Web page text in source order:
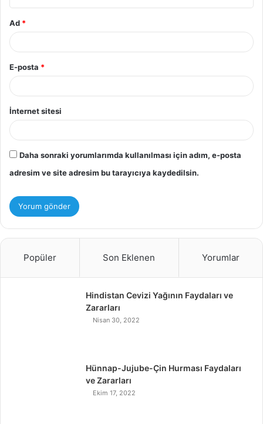
Ad *
E-posta *
İnternet sitesi
Daha sonraki yorumlarımda kullanılması için adım, e-posta
adresim ve site adresim bu tarayıcıya kaydedilsin.
Popüler Son Eklenen Yorumlar
Hindistan Cevizi Yağının Faydaları ve
Zararları
Nisan 30, 2022
Hünnap-Jujube-Çin Hurması Faydaları
ve Zararları
Ekim 17, 2022